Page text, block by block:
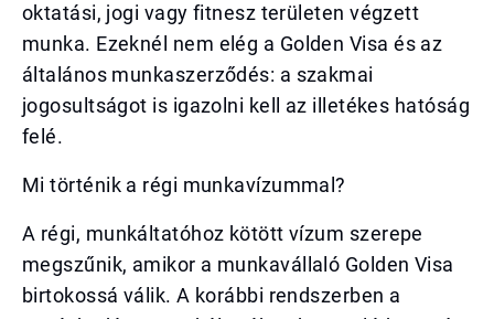
oktatási, jogi vagy fitnesz területen végzett
munka. Ezeknél nem elég a Golden Visa és az
általános munkaszerződés: a szakmai
jogosultságot is igazolni kell az illetékes hatóság
felé.
Mi történik a régi munkavízummal?
A régi, munkáltatóhoz kötött vízum szerepe
megszűnik, amikor a munkavállaló Golden Visa
birtokossá válik. A korábbi rendszerben a